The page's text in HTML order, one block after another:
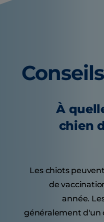
À
chien
Les chiots
de
année.
généralement d'un